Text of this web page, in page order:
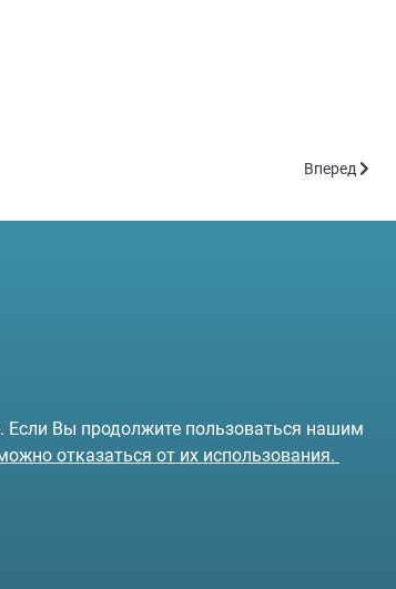
Следующий:
Вперед
Если Вы продолжите пользоваться нашим
отказаться от их использования.